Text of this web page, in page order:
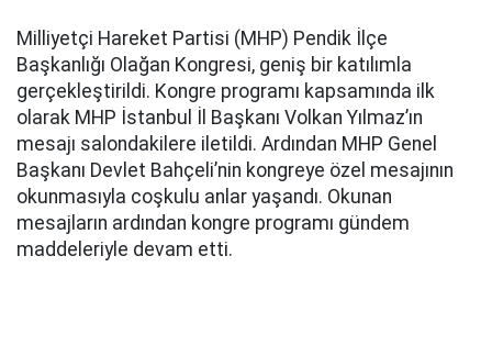
Milliyetçi Hareket Partisi (MHP) Pendik İlçe
Başkanlığı Olağan Kongresi, geniş bir katılımla
gerçekleştirildi. Kongre programı kapsamında ilk
olarak MHP İstanbul İl Başkanı Volkan Yılmaz’ın
mesajı salondakilere iletildi. Ardından MHP Genel
Başkanı Devlet Bahçeli’nin kongreye özel mesajının
okunmasıyla coşkulu anlar yaşandı. Okunan
mesajların ardından kongre programı gündem
maddeleriyle devam etti.